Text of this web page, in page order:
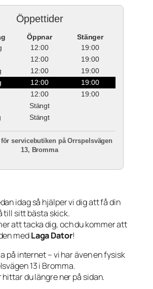
Öppettider
Öppnar
Stänger
12:00
19:00
12:00
19:00
12:00
19:00
12:00
19:00
12:00
19:00
Stängt
Stängt
servicebutiken på Orrspelsvägen
13, Bromma
idag så hjälper vi dig att få din
till sitt bästa skick.
att tacka dig, och du kommer att
medLaga Dator!
på internet – vi har även en fysisk
13 i Bromma.
du längre ner på sidan.